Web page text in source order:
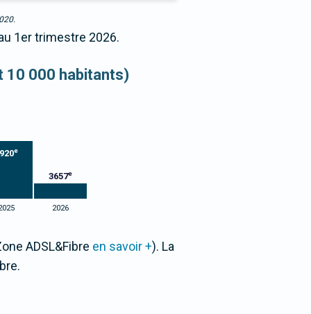
1er trimestre 2026.
10 000 habitants)
e
3657e
2026
ADSL&Fibre en savoir +). La